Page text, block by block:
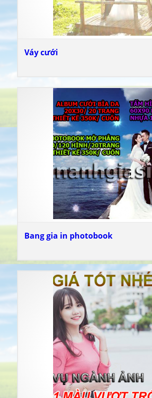
Váy cưới
Bang gia in photobook